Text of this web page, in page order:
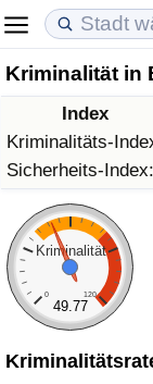
Kriminalität in
Index
Kriminalitäts-
Sicherheits-Index:
Kriminalität
0 120
49.77
in Akaba
Lebensqualität
Lebensqualität-
Lebensqualität-
Kriminalität
Kriminalitäts-